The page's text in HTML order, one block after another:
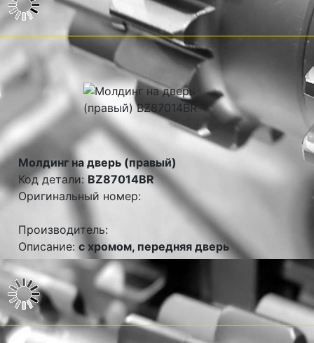
Молдинг на дверь (правый)
Код детали: BZ87014BR
Оригинальный номер:
Производитель:
Описание: с хромом, передняя дверь